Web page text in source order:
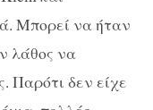
Μπορεί να ήταν
λάθος να
Παρότι δεν είχε